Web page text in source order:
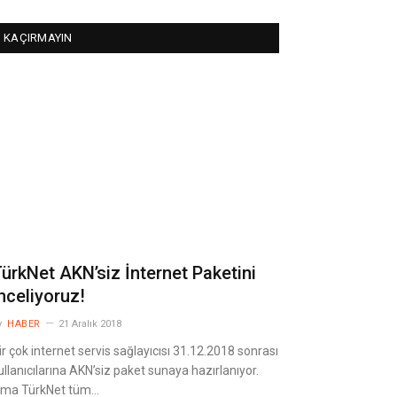
KAÇIRMAYIN
AKN’siz İnternet Paketini
HABER 21 Aralık 2018
çok internet servis sağlayıcısı 31.12.2018 sonrası
AKN’siz paket sunaya hazırlanıyor.
TürkNet tüm…